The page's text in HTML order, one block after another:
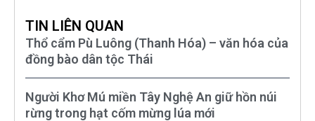
TIN LIÊN QUAN
Thổ cẩm Pù Luông (Thanh Hóa) – văn hóa của
đồng bào dân tộc Thái
Người Khơ Mú miền Tây Nghệ An giữ hồn núi
rừng trong hạt cốm mừng lúa mới